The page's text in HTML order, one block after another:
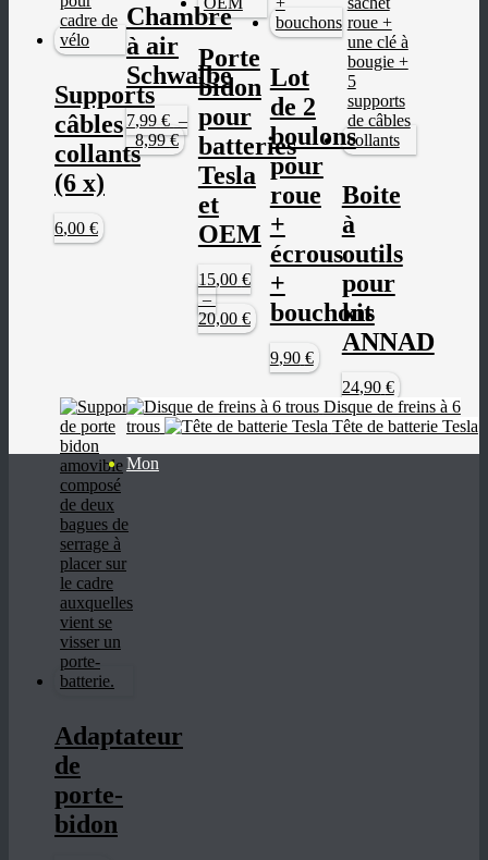
Supports
câbles
collants
(6 x)
6,00 €
Chambre
à air
Schwalbe
7,99 € –
8,99€Plage
de
prix :
,99€
8,99 €
Ce
produit
plusieurs
variations.
Les
peuvent
être
choisies
sur
produit
Porte
bidon
pour
batteries
Tesla
et
OEM
15,00 €
–
20,00 €Plage
de
prix :
,00€
20,00 €
Ce
produit
plusieurs
variations.
Les
options
peuvent
Lot
de 2
boulons
pour
roue
+
écrous
+
bouchons
9,90 €
Boite
à
outils
pour
kit
ANNAD
24,90 €
Adaptateur
de
porte-
bidon
Disque de freins à 6
trous
Tête de batterie Tesla
Mon